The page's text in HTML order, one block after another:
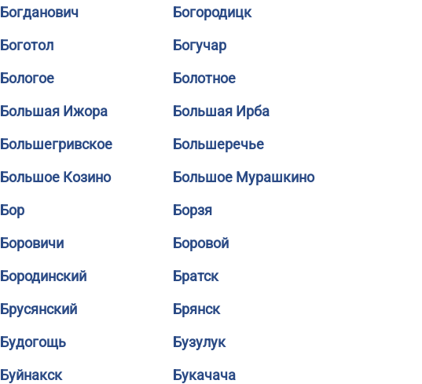
Богданович
Богородицк
Боготол
Богучар
Бологое
Болотное
Большая Ижора
Большая Ирба
Большегривское
Большеречье
Большое Козино
Большое Мурашкино
Бор
Борзя
Боровичи
Боровой
Бородинский
Братск
Брусянский
Брянск
Будогощь
Бузулук
Буйнакск Букачача